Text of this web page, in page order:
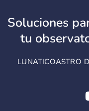
contenido
Soluciones
tu
LUNATICOASTRO